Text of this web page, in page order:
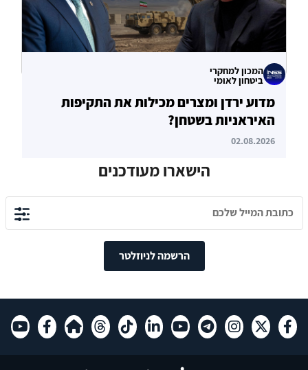
המכון למחקרי
ביטחון לאומי
מדוע ירדן ומצרים מכילות את התקיפות
האיראניות בשטחן?
02.08.2026
הישארו מעודכנים
הרשמה לניוזלטר